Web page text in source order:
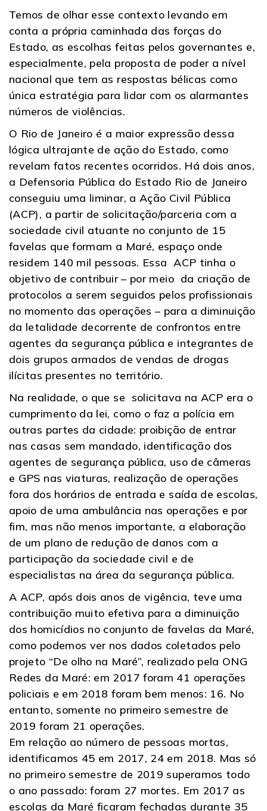
Temos de olhar esse contexto levando em
conta a própria caminhada das forças do
Estado, as escolhas feitas pelos governantes e,
especialmente, pela proposta de poder a nível
nacional que tem as respostas bélicas como
única estratégia para lidar com os alarmantes
números de violências.
O Rio de Janeiro é a maior expressão dessa
lógica ultrajante de ação do Estado, como
revelam fatos recentes ocorridos. Há dois anos,
a Defensoria Pública do Estado Rio de Janeiro
conseguiu uma liminar, a Ação Civil Pública
(ACP), a partir de solicitação/parceria com a
sociedade civil atuante no conjunto de 15
favelas que formam a Maré, espaço onde
residem 140 mil pessoas. Essa ACP tinha o
objetivo de contribuir – por meio da criação de
protocolos a serem seguidos pelos profissionais
no momento das operações – para a diminuição
da letalidade decorrente de confrontos entre
agentes da segurança pública e integrantes de
dois grupos armados de vendas de drogas
ilícitas presentes no território.
Na realidade, o que se solicitava na ACP era o
cumprimento da lei, como o faz a polícia em
outras partes da cidade: proibição de entrar
nas casas sem mandado, identificação dos
agentes de segurança pública, uso de câmeras
e GPS nas viaturas, realização de operações
fora dos horários de entrada e saída de escolas,
apoio de uma ambulância nas operações e por
fim, mas não menos importante, a elaboração
de um plano de redução de danos com a
participação da sociedade civil e de
especialistas na área da segurança pública.
A ACP, após dois anos de vigência, teve uma
contribuição muito efetiva para a diminuição
dos homicídios no conjunto de favelas da Maré,
como podemos ver nos dados coletados pelo
projeto “De olho na Maré”, realizado pela ONG
Redes da Maré: em 2017 foram 41 operações
policiais e em 2018 foram bem menos: 16. No
entanto, somente no primeiro semestre de
2019 foram 21 operações.
Em relação ao número de pessoas mortas,
identificamos 45 em 2017, 24 em 2018. Mas só
no primeiro semestre de 2019 superamos todo
o ano passado: foram 27 mortes. Em 2017 as
escolas da Maré ficaram fechadas durante 35